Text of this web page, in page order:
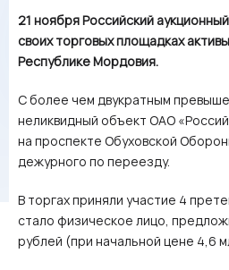
21 ноября Российский
своих торговых площадках
Республике Мордовия.
С более чем двукратным
неликвидный объект ОАО
на проспекте Обуховской
дежурного по переезду.
В торгах приняли участие 4
стало физическое лицо,
рублей (при начальной цене 4,6